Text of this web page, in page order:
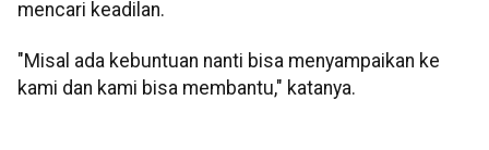
mencari keadilan.
"Misal ada kebuntuan nanti bisa menyampaikan ke
kami dan kami bisa membantu," katanya.